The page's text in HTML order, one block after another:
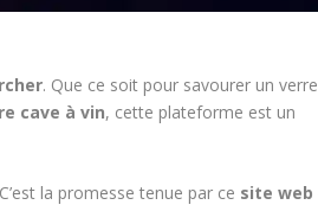
. Que ce soit pour savourer un verre
cave à vin, cette plateforme est un
la promesse tenue par ce site web